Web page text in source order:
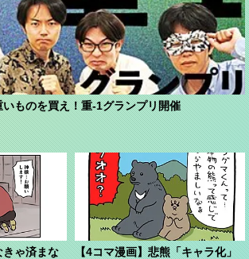
ものを買え！重-1グランプリ開催
ゃ済まな
【4コマ漫画】悲熊「キャラ化」